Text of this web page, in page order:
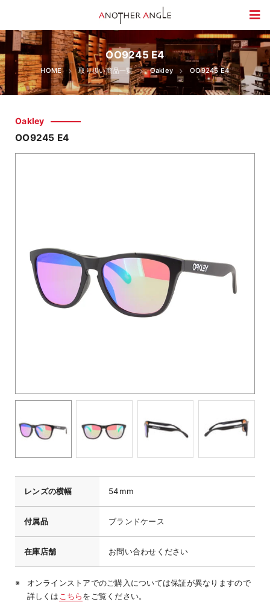
OO9245 E4
HOME 取り扱い商品一覧 Oakley OO9245 E4
Oakley
OO9245 E4
レンズの横幅 54mm
付属品 ブランドケース
在庫店舗 お問い合わせください
オンラインストアでのご購入については保証が異なりますので
詳しくは こちらをご覧ください。